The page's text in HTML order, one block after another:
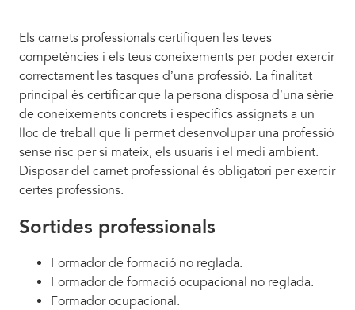
Els carnets professionals certifiquen les teves
competències i els teus coneixements per poder exercir
correctament les tasques d’una professió. La finalitat
principal és certificar que la persona disposa d’una sèrie
de coneixements concrets i específics assignats a un
lloc de treball que li permet desenvolupar una professió
sense risc per si mateix, els usuaris i el medi ambient.
Disposar del carnet professional és obligatori per exercir
certes professions.
Sortides professionals
Formador de formació no reglada.
Formador de formació ocupacional no reglada.
Formador ocupacional.